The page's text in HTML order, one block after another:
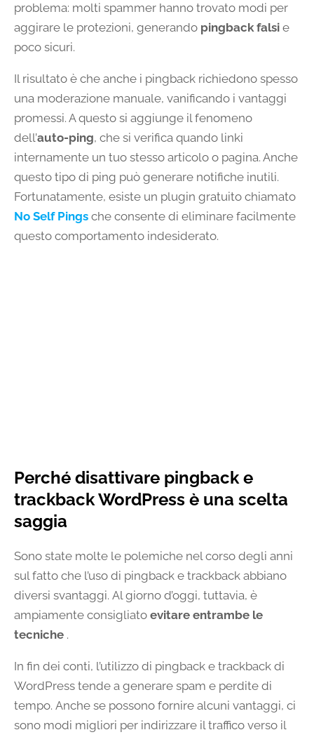
problema: molti spammer hanno trovato modi per
aggirare le protezioni, generando pingback falsi e
poco sicuri.
Il risultato è che anche i pingback richiedono spesso
una moderazione manuale, vanificando i vantaggi
promessi. A questo si aggiunge il fenomeno
dell’auto-ping, che si verifica quando linki
internamente un tuo stesso articolo o pagina. Anche
questo tipo di ping può generare notifiche inutili.
Fortunatamente, esiste un plugin gratuito chiamato
No Self Pings che consente di eliminare facilmente
questo comportamento indesiderato.
Perché disattivare pingback e
trackback WordPress è una scelta
saggia
Sono state molte le polemiche nel corso degli anni
sul fatto che l’uso di pingback e trackback abbiano
diversi svantaggi. Al giorno d’oggi, tuttavia, è
ampiamente consigliato evitare entrambe le
tecniche .
In fin dei conti, l’utilizzo di pingback e trackback di
WordPress tende a generare spam e perdite di
tempo. Anche se possono fornire alcuni vantaggi, ci
sono modi migliori per indirizzare il traffico verso il